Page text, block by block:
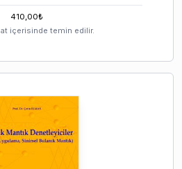
410,00₺
içerisinde temin edilir.